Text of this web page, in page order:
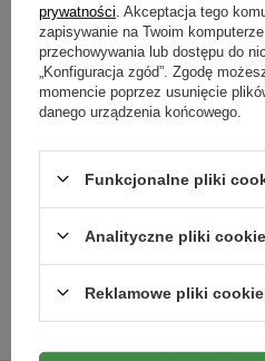
164,99 zł
DODAJ DO KOSZYKA
prywatności . Akceptacja tego
zapisywanie na Twoim
przechowywania lub dostępu do
„Konfiguracja zgód”. Zgodę
momencie poprzez usunięcie
danego urządzenia końcowego.
Funkcjonalne pliki
Analityczne pliki cookie
Reklamowe pliki cookie